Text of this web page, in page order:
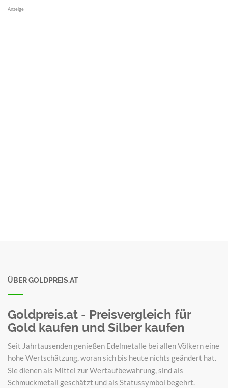
Anzeige
ÜBER GOLDPREIS.AT
Goldpreis.at - Preisvergleich für
Gold kaufen und Silber kaufen
Seit Jahrtausenden genießen Edelmetalle bei allen Völkern eine
hohe Wertschätzung, woran sich bis heute nichts geändert hat.
Sie dienen als Mittel zur Wertaufbewahrung, sind als
Schmuckmetall geschätzt und als Statussymbol begehrt.